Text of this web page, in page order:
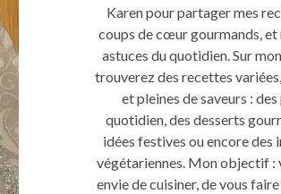
Karen pour partager mes
coups de cœur gourmands, et
astuces du quotidien. Sur
trouverez des recettes
et pleines de saveurs :
quotidien, des desserts
idées festives ou encore des
végétariennes. Mon objectif :
envie de cuisiner, de vous